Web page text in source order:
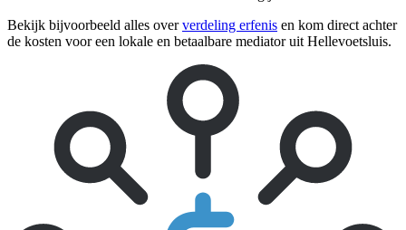
Bekijk bijvoorbeeld alles oververdeling erfenis en kom direct achter
de kosten voor een lokale en betaalbare mediator uit Hellevoetsluis.